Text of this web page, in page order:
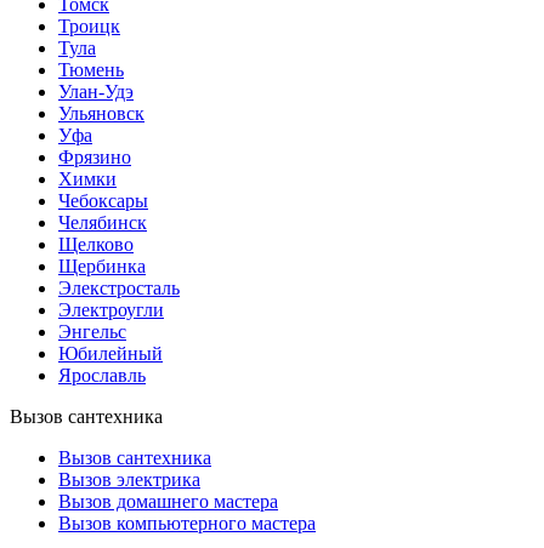
Томск
Троицк
Тула
Тюмень
Улан-Удэ
Ульяновск
Уфа
Фрязино
Химки
Чебоксары
Челябинск
Щелково
Щербинка
Элекстросталь
Электроугли
Энгельс
Юбилейный
Ярославль
Вызов сантехника
Вызов сантехника
Вызов электрика
Вызов домашнего мастера
Вызов компьютерного мастера